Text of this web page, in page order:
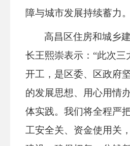
障与城市发展持续蓄力。
高昌区住房和城乡
长王熙崇表示：“此次三
开工，是区委、区政府
的发展思想、用心用情
体实践。我们将全程严
工安全关、资金使用关